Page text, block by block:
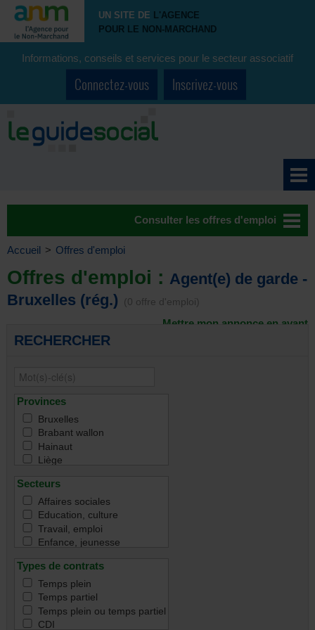
UN SITE DE L'AGENCE
POUR LE NON-MARCHAND
Informations, conseils et services pour le secteur associatif
Connectez-vous Inscrivez-vous
Consulter les offres d'emploi
Accueil > Offres d'emploi
Offres d'emploi : Agent(e) de garde -
Bruxelles (rég.)
(0 offre d'emploi)
Mettre mon annonce en avant
RECHERCHER
Provinces
Bruxelles
Brabant wallon
Hainaut
Liège
Luxembourg
Toutes
Secteurs
Affaires sociales
Education, culture
Travail, emploi
Enfance, jeunesse
Handicap
Immigration & intégration
Justice & droit
Santé
Santé mentale
Types de contrats
Temps plein
Temps partiel
Temps plein ou temps partiel
CDI